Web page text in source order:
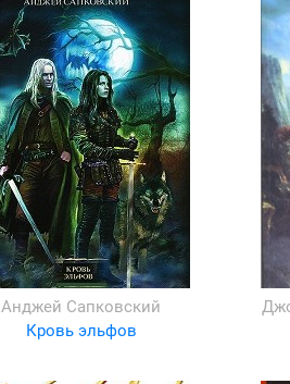
Анджей Сапковский
Кровь эльфов